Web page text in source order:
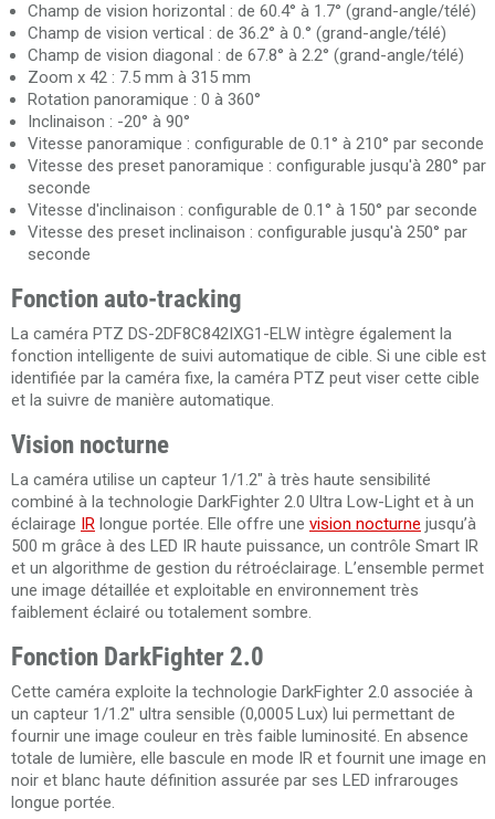
Champ de vision horizontal : de 60.4° à 1.7° (grand-angle/télé)
Champ de vision vertical : de 36.2° à 0.° (grand-angle/télé)
Champ de vision diagonal : de 67.8° à 2.2° (grand-angle/télé)
Zoom x 42 : 7.5 mm à 315 mm
Rotation panoramique : 0 à 360°
Inclinaison : -20° à 90°
Vitesse panoramique : configurable de 0.1° à 210° par seconde
Vitesse des preset panoramique : configurable jusqu'à 280° par
seconde
Vitesse d'inclinaison : configurable de 0.1° à 150° par seconde
Vitesse des preset inclinaison : configurable jusqu'à 250° par
seconde
Fonction auto-tracking
La caméra PTZ DS-2DF8C842IXG1-ELW intègre également la
fonction intelligente de suivi automatique de cible. Si une cible est
identifiée par la caméra fixe, la caméra PTZ peut viser cette cible
et la suivre de manière automatique.
Vision nocturne
La caméra utilise un capteur 1/1.2" à très haute sensibilité
combiné à la technologie DarkFighter 2.0 Ultra Low-Light et à un
éclairage IR longue portée. Elle offre une vision nocturne jusqu’à
500 m grâce à des LED IR haute puissance, un contrôle Smart IR
et un algorithme de gestion du rétroéclairage. L’ensemble permet
une image détaillée et exploitable en environnement très
faiblement éclairé ou totalement sombre.
Fonction DarkFighter 2.0
Cette caméra exploite la technologie DarkFighter 2.0 associée à
un capteur 1/1.2" ultra sensible (0,0005 Lux) lui permettant de
fournir une image couleur en très faible luminosité. En absence
totale de lumière, elle bascule en mode IR et fournit une image en
noir et blanc haute définition assurée par ses LED infrarouges
longue portée.